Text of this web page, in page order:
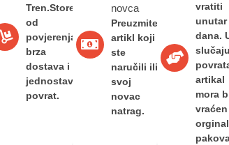
Tren.Store
od
povjerenja,
brza
dostava i
jednostavan
povrat.
novca
Preuzmite
artikl koji
ste
naručili ili
svoj
novac
natrag.
vratiti
unutar
dana.
slučaju
artikal
mora
vraćen
prikazanih kartica ispod.
UniCredit banka VISA
Obročna do 24 rate
Sparkasse banka
MasterCard
Shop'n'Fun do 36